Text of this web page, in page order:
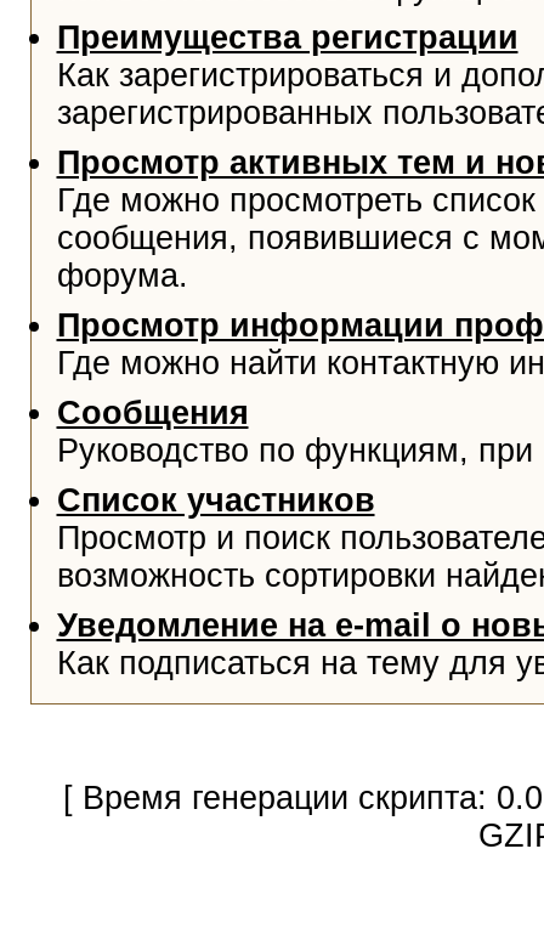
Преимущества регистрации
Как зарегистрироваться и
зарегистрированных
Просмотр активных тем и
Где можно просмотреть
сообщения, появившиеся с
форума.
Просмотр информации
Где можно найти контактную
Сообщения
Руководство по функциям,
Список участников
Просмотр и поиск
возможность сортировки
Уведомление на e-mail о
Как подписаться на тему для
[ Время генерации скрипта: